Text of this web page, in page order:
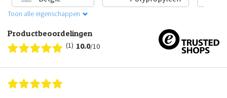
Toon alle eigenschappen
Productbeoordelingen
(1) 10.0/10